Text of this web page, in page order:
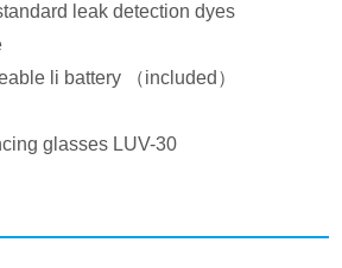
leak detection dyes
li battery （included）
glasses LUV-30